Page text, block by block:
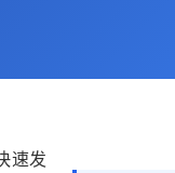
速发